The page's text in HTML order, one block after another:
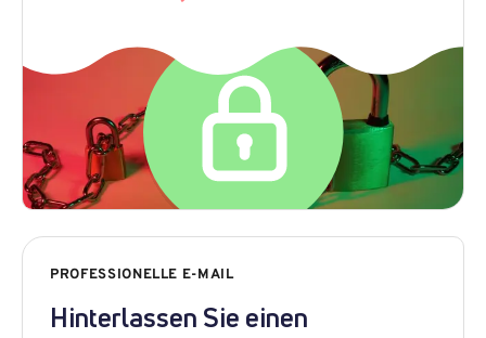
PROFESSIONELLE E-MAIL
Hinterlassen Sie einen